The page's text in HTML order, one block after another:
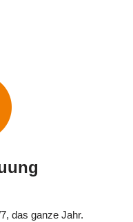
das ganze Jahr.